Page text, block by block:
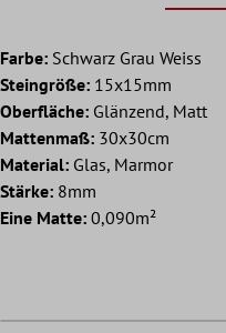
Farbe: Schwarz Grau Weiss
Steingröße: 15x15mm
Oberfläche: Glänzend, Matt
Mattenmaß: 30x30cm
Material: Glas, Marmor
Stärke: 8mm
Eine Matte: 0,090m²